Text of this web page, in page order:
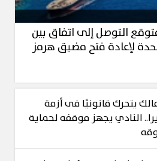
التوصل إلى اتفاق بين
لإعادة فتح مضيق هرمز
يتحرك قانونيًا فى أزمة
النادي يجهز موقفه لحماية